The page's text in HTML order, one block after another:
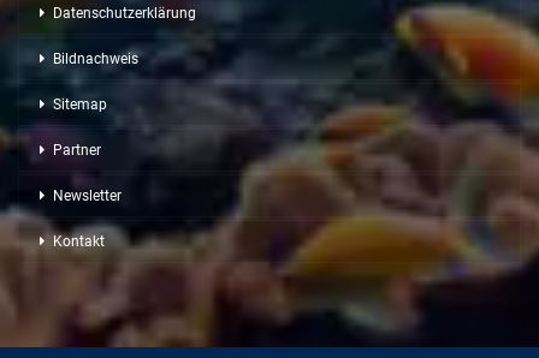
Datenschutzerklärung
Bildnachweis
Sitemap
Partner
Newsletter
Kontakt